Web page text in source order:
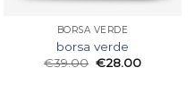
BORSA VERDE
borsa verde
€39.00 €28.00